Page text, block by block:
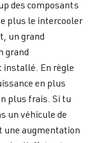
des composants
plus le intercooler
un grand
grand
installé. En règle
en plus
plus frais. Si tu
un véhicule de
une augmentation